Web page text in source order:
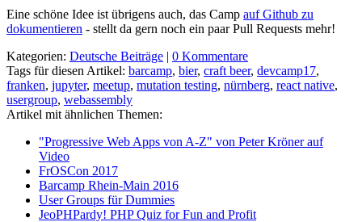
Eine schöne Idee ist übrigens auch, das Camp auf Github zu
dokumentieren - stellt da gern noch ein paar Pull Requests mehr!
Kategorien: Deutsche Beiträge | 0 Kommentare
Tags für diesen Artikel: barcamp, bier, craft beer, devcamp17,
franken, jupyter, meetup, mutation testing, nürnberg, react native,
usergroup, webassembly
Artikel mit ähnlichen Themen:
"Progressive Web Apps von A-Z" von Peter Kröner auf
Video
FrOSCon 2017
Barcamp Rhein-Main 2016
User Groups für Dummies
JeoPHPardy! PHP Quiz for Fun and Profit